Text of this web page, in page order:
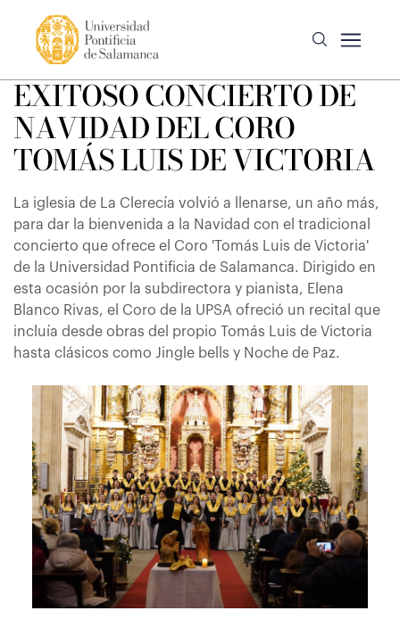
EXITOSO CONCIERTO DE
NAVIDAD DEL CORO
TOMÁS LUIS DE VICTORIA
La iglesia de La Clerecía volvió a llenarse, un año más,
para dar la bienvenida a la Navidad con el tradicional
concierto que ofrece el Coro 'Tomás Luis de Victoria'
de la Universidad Pontificia de Salamanca. Dirigido en
esta ocasión por la subdirectora y pianista, Elena
Blanco Rivas, el Coro de la UPSA ofreció un recital que
incluía desde obras del propio Tomás Luis de Victoria
hasta clásicos como Jingle bells y Noche de Paz.